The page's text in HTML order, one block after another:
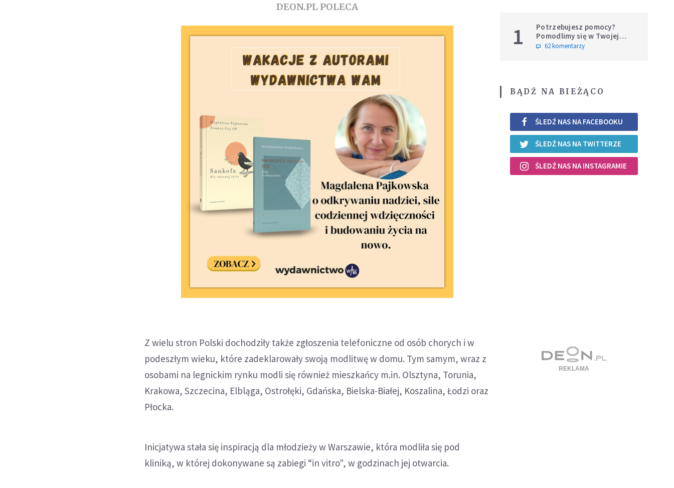
DEON.PL POLECA
Z wielu stron Polski dochodziły także zgłoszenia telefoniczne od osób chorych i w
podeszłym wieku, które zadeklarowały swoją modlitwę w domu. Tym samym, wraz z
osobami na legnickim rynku modli się również mieszkańcy m.in. Olsztyna, Torunia,
Krakowa, Szczecina, Elbląga, Ostrołęki, Gdańska, Bielska-Białej, Koszalina, Łodzi oraz
Płocka.
Inicjatywa stała się inspiracją dla młodzieży w Warszawie, która modliła się pod
kliniką, w której dokonywane są zabiegi “in vitro", w godzinach jej otwarcia.
1
Potrzebujesz pomocy?
Pomodlimy się w Twojej
intencji
62 komentarzy
BĄDŹ NA BIEŻĄCO
ŚLEDŹ NAS NA FACEBOOKU
ŚLEDŹ NAS NA TWITTERZE
ŚLEDŹ NAS NA INSTAGRAMIE